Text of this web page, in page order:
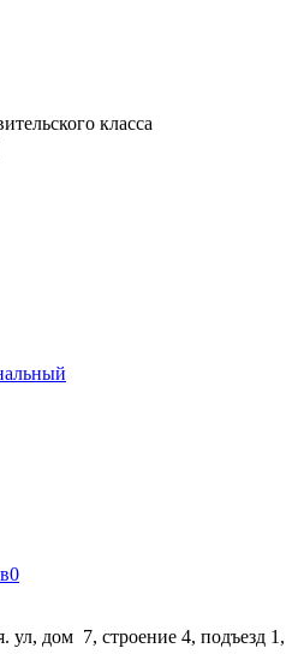
класса
0
ул, дом 7, строение 4, подъезд 1,